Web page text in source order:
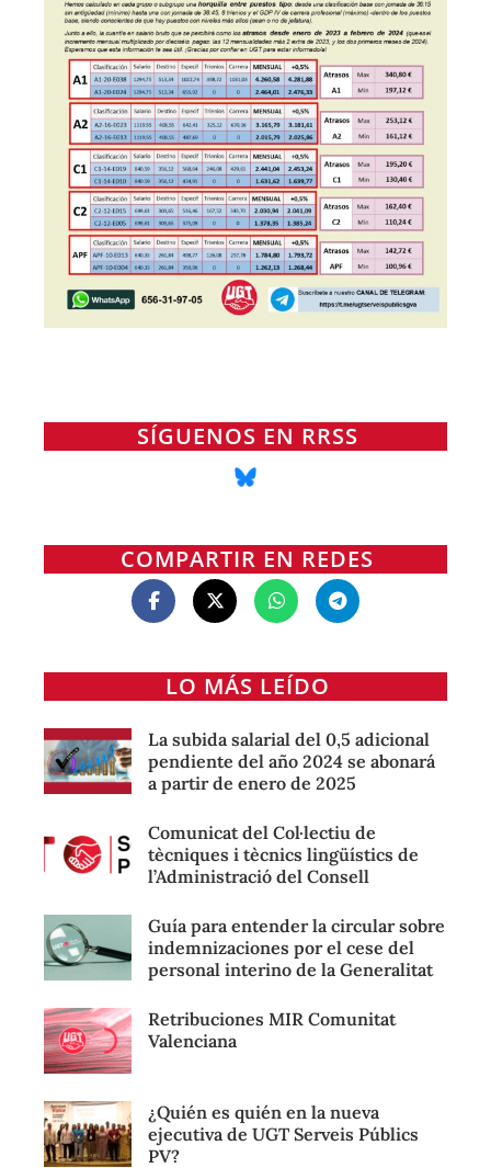
SÍGUENOS EN RRSS
COMPARTIR EN REDES
LO MÁS LEÍDO
La subida salarial del 0,5 adicional
pendiente del año 2024 se abonará
a partir de enero de 2025
Comunicat del Col·lectiu de
tècniques i tècnics lingüístics de
l’Administració del Consell
Guía para entender la circular sobre
indemnizaciones por el cese del
personal interino de la Generalitat
Retribuciones MIR Comunitat
Valenciana
¿Quién es quién en la nueva
ejecutiva de UGT Serveis Públics
PV?